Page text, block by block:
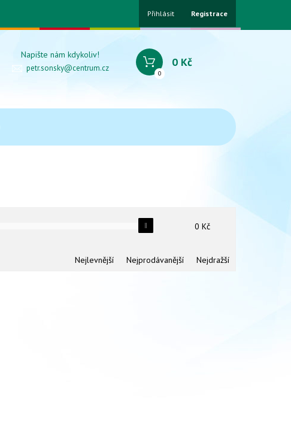
Přihlásit Registrace
Napište nám kdykoliv!
petr.sonsky@centrum.cz
0
0 Kč
0 Kč
Nejlevnější Nejprodávanější Nejdražší